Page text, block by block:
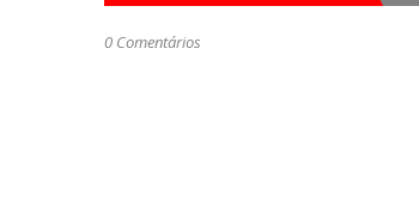
0 Comentários